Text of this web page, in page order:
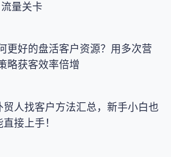
流量关卡
更好的盘活客户资源？用多次营
略获客效率倍增
贸人找客户方法汇总，新手小白也
直接上手！